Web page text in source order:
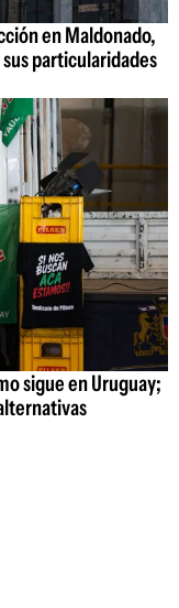
en Maldonado,
particularidades
sigue en Uruguay;